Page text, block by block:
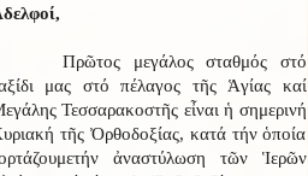
Πρῶτος μεγάλος σταθμός στό
μας στό πέλαγος τῆς Ἁγίας καί
Τεσσαρακοστῆς εἶναι ἡ σημερινή
τῆς Ὀρθοδοξίας, κατά τήν ὁποία
τήν ἀναστύλωση τῶν Ἱερῶν